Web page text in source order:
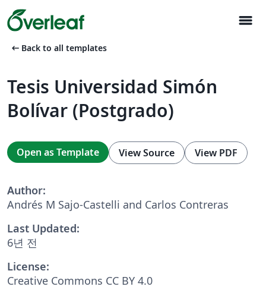
menu
arrow_left_alt Back to all templates
Tesis Universidad Simón
Bolívar (Postgrado)
Open as Template View Source View PDF
Author:
Andrés M Sajo-Castelli and Carlos Contreras
Last Updated:
6년 전
License:
Creative Commons CC BY 4.0